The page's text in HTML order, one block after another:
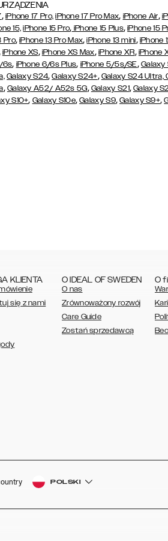
, iPhone 17 Pro, iPhone 17 Pro Max, iPhone Air,
15, iPhone 15 Pro, iPhone 15 Plus,iPhone 15
Pro,iPhone 13 Pro Max,iPhone 13 mini, iPhone
iPhone XS, iPhone XS Max, iPhone XR, iPhone
6s, iPhone 6/6s Plus, iPhone 5/5s/SE, Galaxy
Galaxy S24,Galaxy S24+, Galaxy S24 Ultra,
, Galaxy A52/ A52s 5G, Galaxy S21,Galaxy
S10+, Galaxy S10e,Galaxy S9,Galaxy S9+,
KLIENTA
się z nami
O IDEAL OF SWEDEN
O nas
Zrównoważony rozwój
Care Guide
Zostań sprzedawcą
O
POLSKI
ESPAÑOL